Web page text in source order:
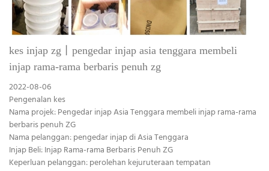
kes injap zg丨pengedar injap asia tenggara membeli
injap rama-rama berbaris penuh zg
2022-08-06
Pengenalan kes
Nama projek: Pengedar injap Asia Tenggara membeli injap rama-rama
berbaris penuh ZG
Nama pelanggan: pengedar injap di Asia Tenggara
Injap Beli: Injap Rama-rama Berbaris Penuh ZG
Keperluan pelanggan: perolehan kejuruteraan tempatan